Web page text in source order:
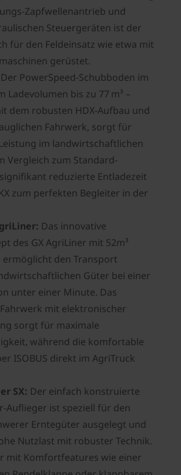
Zapfwellenantrieb und
Steuergeräten ist der
für den Feldeinsatz wie etwa mit
gerüstet.
Der PowerSpeed-Schubboden im
Ladevolumen bis zu 77 m³ –
dem robusten HDX-Aufbau und
Fahrwerk, sorgt für
im landwirtschaftlichen
Vergleich zum Standard-
reduzierte Entladezeit
zum perfekten Begleiter in der
Das innovative
des GX AgriLiner mit 52m³
ermöglicht den Transport
Güter bei einer
unter einer Minute. Das
mit elektronischer
sorgt für maximale
während die komfortable
ISOBUS direkt im AgriTruck
SX: Der einfach konstruierte
Auflieger ist speziell für den
Erntegüter ausgelegt und
Nutzlast mit robuster Technik.
mit Komfortfeatures wie einer